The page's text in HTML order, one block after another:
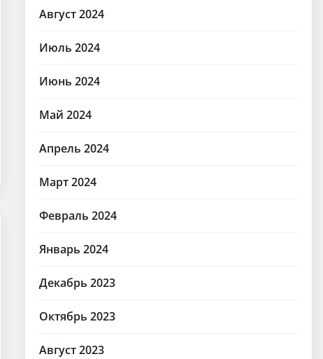
Август 2024
Июль 2024
Июнь 2024
Май 2024
Апрель 2024
Март 2024
Февраль 2024
Январь 2024
Декабрь 2023
Октябрь 2023
Август 2023